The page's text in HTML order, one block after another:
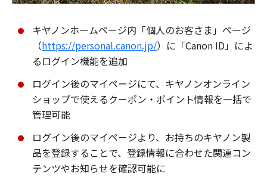
キヤノンホームページ内「個人のお客さま」ページ
（https://personal.canon.jp/）に「Canon ID」によ
るログイン機能を追加
ログイン後のマイページにて、キヤノンオンライン
ショップで使えるクーポン・ポイント情報を一括で
管理可能
ログイン後のマイページより、お持ちのキヤノン製
品を登録することで、登録情報に合わせた関連コン
テンツやお知らせを確認可能に